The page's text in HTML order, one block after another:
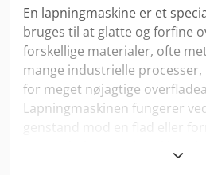
En lapningmaskine er et
bruges til at glatte og forfine
forskellige materialer, ofte
mange industrielle
for meget nøjagtige
Lapningmaskinen fungerer
genstand mod en flad eller